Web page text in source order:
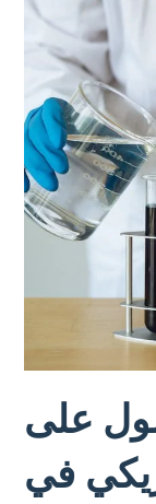
على
في